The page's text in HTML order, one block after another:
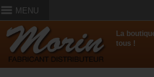
MENU
La
tous !